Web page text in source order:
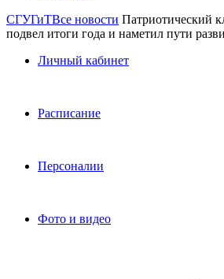
СГУГиТВсе новости Патриотический
подвел итоги года и наметил пути
Личный кабинет
Расписание
Персоналии
Фото и видео